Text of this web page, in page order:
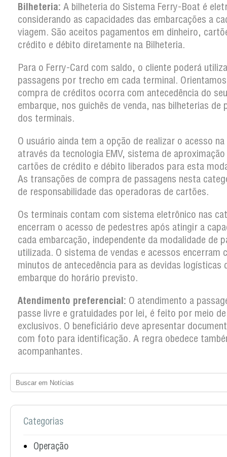
Bilheteria: A bilheteria do Sistema Ferry-Boat é
considerando as capacidades das embarcações a
viagem. São aceitos pagamentos em dinheiro,
crédito e débito diretamente na Bilheteria.
Para o Ferry-Card com saldo, o cliente poderá
passagens por trecho em cada terminal.
compra de créditos ocorra com antecedência do seu
embarque, nos guichês de venda, nas bilheterias de
dos terminais.
O usuário ainda tem a opção de realizar o acesso
através da tecnologia EMV, sistema de
cartões de crédito e débito liberados para esta
As transações de compra de passagens nesta
de responsabilidade das operadoras de cartões.
Os terminais contam com sistema eletrônico nas
encerram o acesso de pedestres após atingir a
cada embarcação, independente da modalidade de
utilizada. O sistema de vendas e acessos encerram
minutos de antecedência para as devidas logísticas
embarque do horário previsto.
Atendimento preferencial: O atendimento a
passe livre e gratuidades por lei, é feito por meio
exclusivos. O beneficiário deve apresentar
com foto para identificação. A regra obedece
acompanhantes.
Categorias
Operação